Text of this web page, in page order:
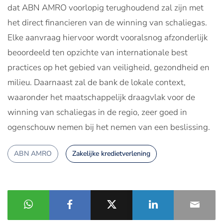
dat ABN AMRO voorlopig terughoudend zal zijn met
het direct financieren van de winning van schaliegas.
Elke aanvraag hiervoor wordt vooralsnog afzonderlijk
beoordeeld ten opzichte van internationale best
practices op het gebied van veiligheid, gezondheid en
milieu. Daarnaast zal de bank de lokale context,
waaronder het maatschappelijk draagvlak voor de
winning van schaliegas in de regio, zeer goed in
ogenschouw nemen bij het nemen van een beslissing.
ABN AMRO Zakelijke kredietverlening